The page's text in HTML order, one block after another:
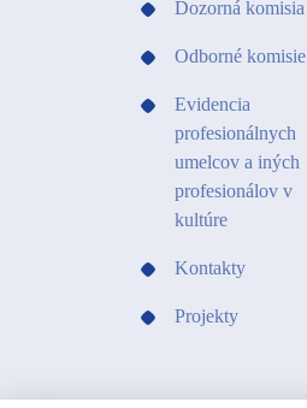
Dozorná komisia
Odborné komisie
Evidencia
profesionálnych
umelcov a iných
profesionálov v
kultúre
Kontakty
Projekty